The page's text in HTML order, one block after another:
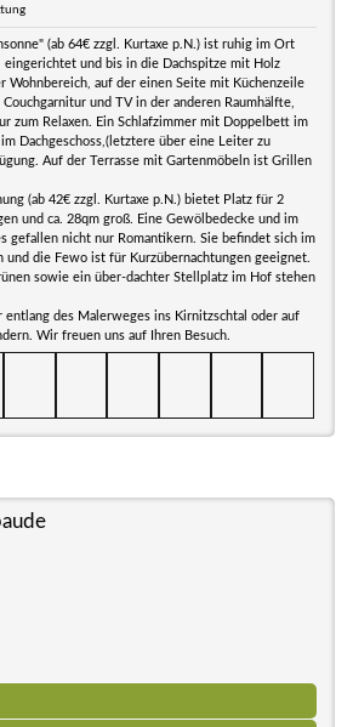
(ab 64€ zzgl. Kurtaxe p.N.) ist ruhig im Ort
eingerichtet und bis in die Dachspitze mit Holz
Wohnbereich, auf der einen Seite mit Küchenzeile
und TV in der anderen Raumhälfte,
zum Relaxen. Ein Schlafzimmer mit Doppelbett im
Dachgeschoss,(letztere über eine Leiter zu
Auf der Terrasse mit Gartenmöbeln ist Grillen
(ab 42€ zzgl. Kurtaxe p.N.) bietet Platz für 2
und ca. 28qm groß. Eine Gewölbedecke und im
gefallen nicht nur Romantikern. Sie befindet sich im
und die Fewo ist für Kurzübernachtungen geeignet.
sowie ein über-dachter Stellplatz im Hof stehen
des Malerweges ins Kirnitzschtal oder auf
Wir freuen uns auf Ihren Besuch.